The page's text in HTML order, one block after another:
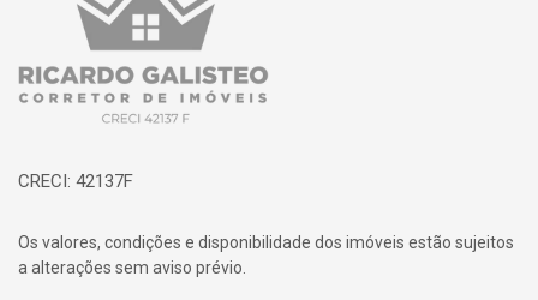
CRECI: 42137F
Os valores, condições e disponibilidade dos imóveis estão sujeitos
a alterações sem aviso prévio.